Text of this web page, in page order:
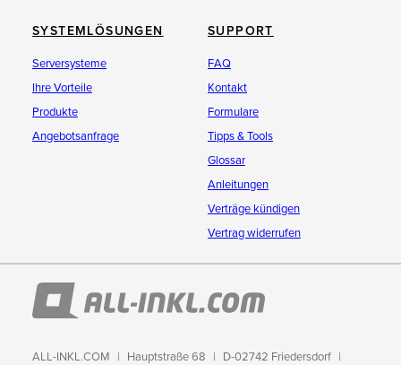
SYSTEMLÖSUNGEN
Serversysteme
Ihre Vorteile
Produkte
Angebotsanfrage
SUPPORT
FAQ
Kontakt
Formulare
Tipps & Tools
Glossar
Anleitungen
Verträge kündigen
Vertrag widerrufen
ALL-INKL.COM Hauptstraße 68
D-02742 Friedersdorf